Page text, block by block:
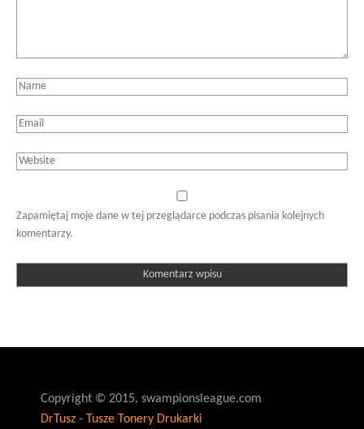
Zapamiętaj moje dane w tej przeglądarce podczas pisania kolejnych
komentarzy.
Copyright © 2015, swampionsleague.com
DrTusz - Tusze Tonery Drukarki